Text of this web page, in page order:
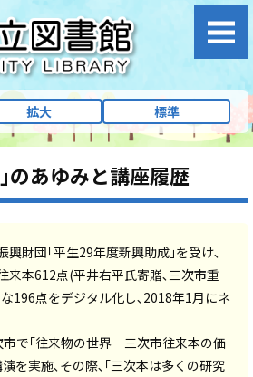
拡大 標準
のあゆみと講座履歴
興財団｢平生29年度新興助成｣を受け､
来本612点(平井右平氏寄贈､三次市重
196点をデジタル化し､2018年1月にネ
で｢往来物の世界─三次市往来本の価
を実施､その際､｢三次本は多くの研究